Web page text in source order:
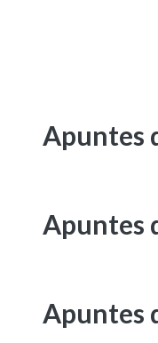
Apuntes
Apuntes
Apuntes